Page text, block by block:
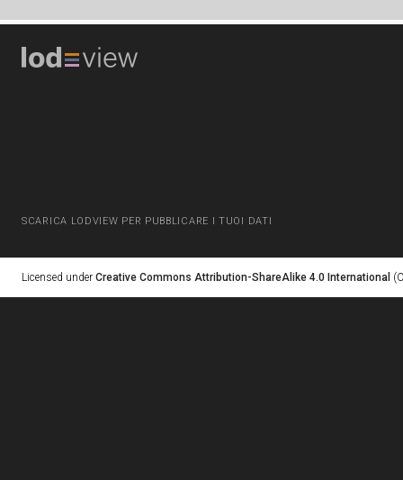
SCARICA LODVIEW PER PUBBLICARE I TUOI DATI
Licensed under Creative Commons Attribution-ShareAlike 4.0 International